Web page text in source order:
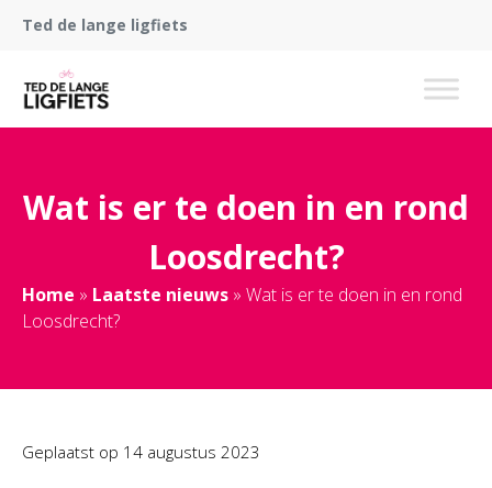
Ted de lange ligfiets
Wat is er te doen in en rond
Loosdrecht?
Home » Laatste nieuws » Wat is er te doen in en rond
Loosdrecht?
Geplaatst op 14 augustus 2023